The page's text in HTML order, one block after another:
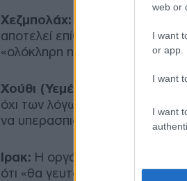
web or
I want
or app.
I want
I want
Χεζμπολάχ:
αποτελεί επίθεση και στην
«ολόκληρη η περιοχή θα
Χούθι (Υεμένη):
όχι των λόγων», δηλώνοντας
να υπερασπιστούν την
Ιρακ: Η οργάνωση Κατάιμπ
ότι «θα γευτούν τον πιο